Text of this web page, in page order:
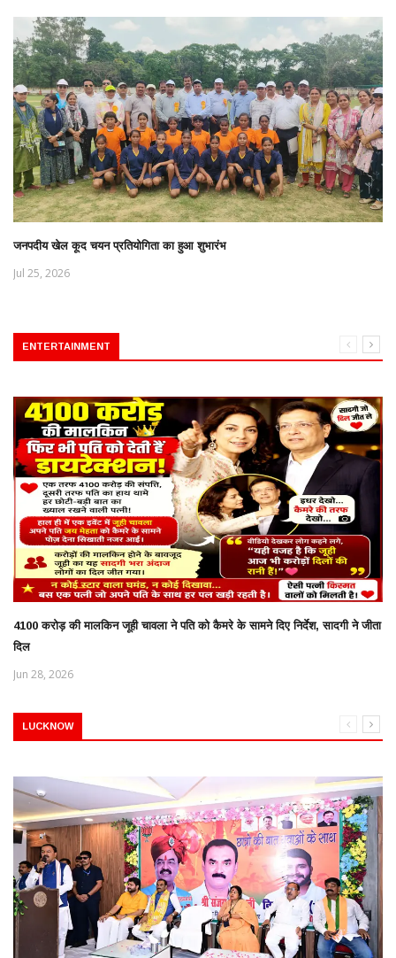
जनपदीय खेल कूद चयन प्रतियोगिता का हुआ शुभारंभ
Jul 25, 2026
ENTERTAINMENT
4100 करोड़ की मालकिन जूही चावला ने पति को कैमरे के सामने दिए निर्देश, सादगी ने जीता
दिल
Jun 28, 2026
LUCKNOW